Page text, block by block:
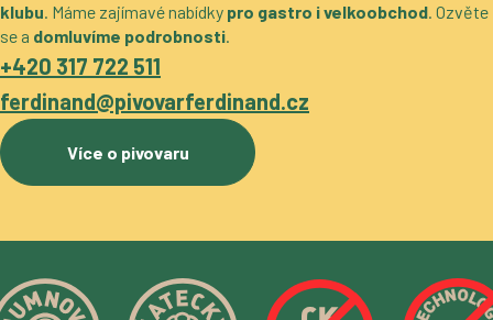
klubu. Máme zajímavé nabídky pro gastro i velkoobchod. Ozvěte
se a domluvíme podrobnosti.
+420 317 722 511
ferdinand@pivovarferdinand.cz
Více o pivovaru